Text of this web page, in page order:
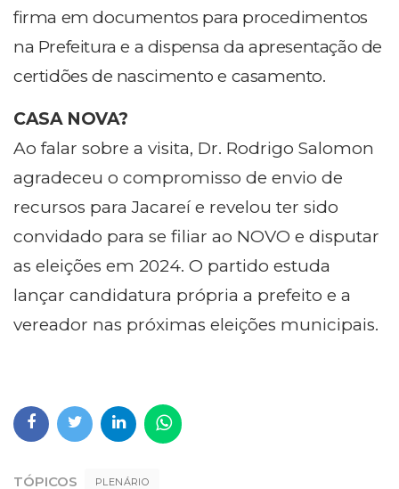
firma em documentos para procedimentos
na Prefeitura e a dispensa da apresentação de
certidões de nascimento e casamento.
CASA NOVA?
Ao falar sobre a visita, Dr. Rodrigo Salomon
agradeceu o compromisso de envio de
recursos para Jacareí e revelou ter sido
convidado para se filiar ao NOVO e disputar
as eleições em 2024. O partido estuda
lançar candidatura própria a prefeito e a
vereador nas próximas eleições municipais.
TÓPICOS PLENÁRIO